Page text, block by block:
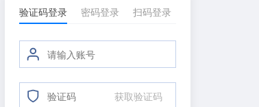
验证码登录 密码登录 扫码登录
获取验证码